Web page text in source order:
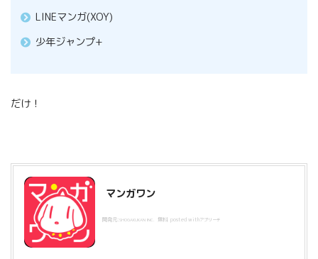
LINEマンガ(XOY)
少年ジャンプ+
だけ！
マンガワン
開発元:SHOGAKUKAN INC. 無料 posted withアプリーチ